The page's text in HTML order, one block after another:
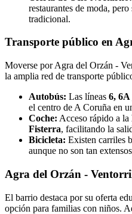
restaurantes de moda,
tradicional.
Transporte público en
Moverse por Agra del Orzán -
la amplia red de transporte
Autobús: Las líneas 6, 6A
el centro de A Coruña en
Coche: Acceso rápido a la
Fisterra, facilitando la
Bicicleta: Existen carriles
aunque no son tan
Agra del Orzán -
El barrio destaca por su oferta
opción para familias con niños.